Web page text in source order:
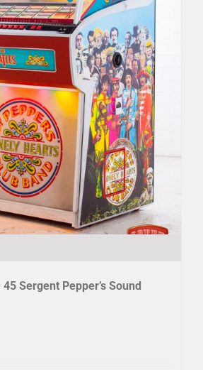
Sergent Pepper’s Sound